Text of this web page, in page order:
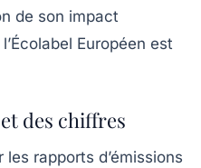
de son impact
Européen est
des chiffres
les rapports d’émissions